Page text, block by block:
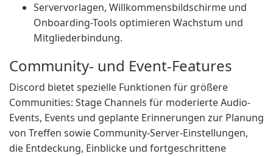
Servervorlagen, Willkommensbildschirme und
Onboarding-Tools optimieren Wachstum und
Mitgliederbindung.
Community- und Event-Features
Discord bietet spezielle Funktionen für größere
Communities: Stage Channels für moderierte Audio-
Events, Events und geplante Erinnerungen zur Planung
von Treffen sowie Community-Server-Einstellungen,
die Entdeckung, Einblicke und fortgeschrittene